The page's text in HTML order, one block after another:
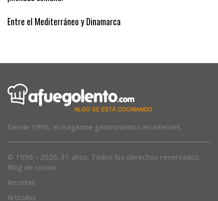
¡Menuda semana!
Blog de cocina